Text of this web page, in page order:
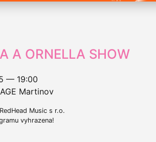
A ORNELLA SHOW
— 19:00
Martinov
Music s r.o.
vyhrazena!